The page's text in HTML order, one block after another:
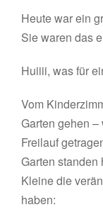
Heute war ein
Sie waren das
Huiiii, was für
Vom
Garten gehen
Freilauf
Garten standen
Kleine die
haben: